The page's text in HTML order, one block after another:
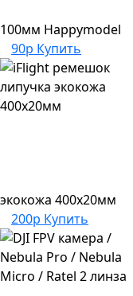
100мм Happymodel
90р Купить
экокожа 400х20мм
200р Купить